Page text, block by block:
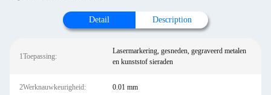
Detail Description
1Toepassing:
Lasermarkering, gesneden, gegraveerd metalen
en kunststof sieraden
2Werknauwkeurigheid: 0.01 mm